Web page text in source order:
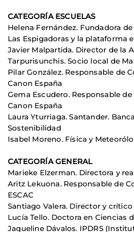
CATEGORÍA ESCUELAS
Helena Fernández. Fundadora
Las Espigadoras y la plataforma
Javier Malpartida. Director de la
Tarpurisunchis. Socio local de
Pilar González. Responsable de
Canon España
Gema Escudero. Responsable
Canon España
Laura Yturriaga. Santander.
Sostenibilidad
Isabel Moreno. Física y
CATEGORÍA GENERAL
Marieke Elzerman. Directora y
Aritz Lekuona. Responsable de
ESCAC
Santiago Valera. Director y
Lucía Tello. Doctora en Ciencias
Jaqueline Dávalos. IPDRS